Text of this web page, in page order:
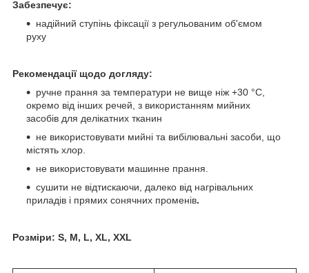
Забезпечує:
надійний ступінь фіксації з регульованим об'ємом
руху
Рекомендації щодо догляду:
ручне прання за температури не вище ніж +30 °C,
окремо від інших речей, з використанням мийних
засобів для делікатних тканин
не використовувати мийні та вибілювальні засоби, що
містять хлор.
не використовувати машинне прання.
сушити не відтискаючи, далеко від нагрівальних
приладів і прямих сонячних променів.
Розміри: S, M, L, XL, XXL